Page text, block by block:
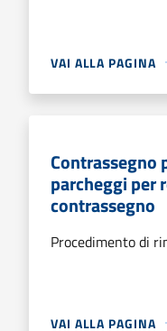
VAI ALLA PAGINA
Contrassegno
parcheggi per
contrassegno
Procedimento di
VAI ALLA PAGINA